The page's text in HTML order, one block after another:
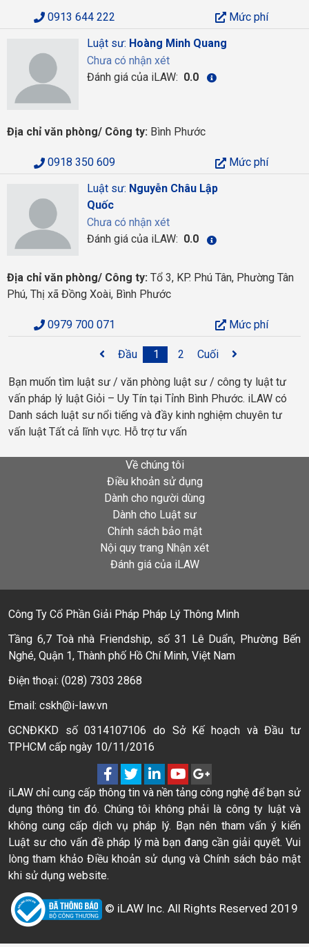
0913 644 222
Mức phí
Luật sư: Hoàng Minh Quang
Chưa có nhận xét
Đánh giá của iLAW: 0.0
Địa chỉ văn phòng/ Công ty: Bình Phước
0918 350 609
Mức phí
Luật sư: Nguyễn Châu Lập
Quốc
Chưa có nhận xét
Đánh giá của iLAW: 0.0
Địa chỉ văn phòng/ Công ty: Tổ 3, KP. Phú Tân, Phường Tân
Phú, Thị xã Đồng Xoài, Bình Phước
0979 700 071 Mức phí
Đầu 1 2 Cuối
Bạn muốn tìm luật sư / văn phòng luật sư / công ty luật tư
vấn pháp lý luật Giỏi – Uy Tín tại Tỉnh Bình Phước. iLAW có
Danh sách luật sư nổi tiếng và đầy kinh nghiệm chuyên tư
vấn luật Tất cả lĩnh vực. Hỗ trợ tư vấn
Về chúng tôi
Điều khoản sử dụng
Dành cho người dùng
Dành cho Luật sư
Chính sách bảo mật
Nội quy trang Nhận xét
Đánh giá của iLAW
Công Ty Cổ Phần Giải Pháp Pháp Lý Thông Minh
Tầng 6,7 Toà nhà Friendship, số 31 Lê Duẩn, Phường Bến
Nghé, Quận 1, Thành phố Hồ Chí Minh, Việt Nam
Điện thoại: (028) 7303 2868
Email: cskh@i-law.vn
GCNĐKKD số 0314107106 do Sở Kế hoạch và Đầu tư
TPHCM cấp ngày 10/11/2016
iLAW chỉ cung cấp thông tin và nền tảng công nghệ để bạn sử
dụng thông tin đó. Chúng tôi không phải là công ty luật và
không cung cấp dịch vụ pháp lý. Bạn nên tham vấn ý kiến
Luật sư cho vấn đề pháp lý mà bạn đang cần giải quyết. Vui
lòng tham khảo Điều khoản sử dụng và Chính sách bảo mật
khi sử dụng website.
© iLAW Inc. All Rights Reserved 2019